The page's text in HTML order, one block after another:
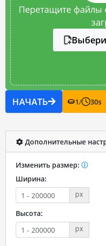
Перетащите файлы
НАЧАТЬ 1/ 30s
Дополнительные
Изменить размер:
Ширина:
px
Высота:
px